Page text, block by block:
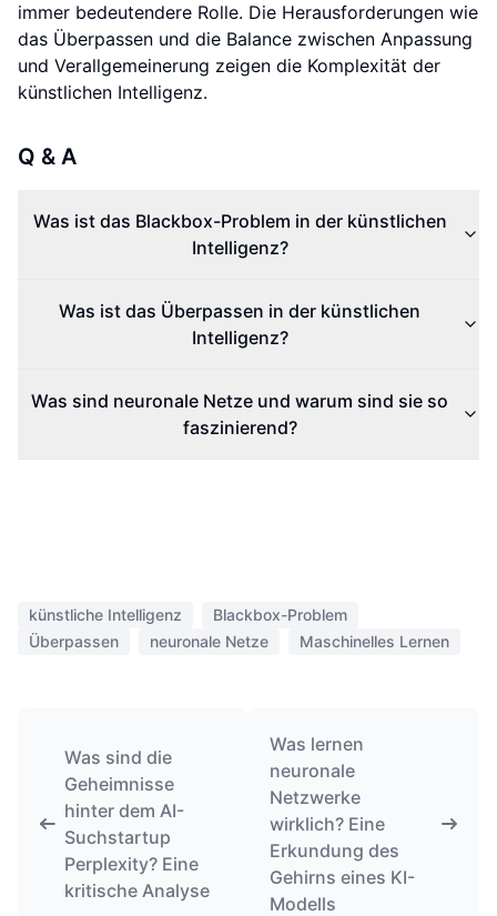
immer bedeutendere Rolle. Die Herausforderungen wie
das Überpassen und die Balance zwischen Anpassung
und Verallgemeinerung zeigen die Komplexität der
künstlichen Intelligenz.
Q & A
Was ist das Blackbox-Problem in der künstlichen
Intelligenz?
Was ist das Überpassen in der künstlichen
Intelligenz?
Was sind neuronale Netze und warum sind sie so
faszinierend?
künstliche Intelligenz
Blackbox-Problem
Überpassen
neuronale Netze Maschinelles Lernen
Was sind die
Geheimnisse
hinter dem AI-
Suchstartup
Perplexity? Eine
kritische Analyse
Was lernen
neuronale
Netzwerke
wirklich? Eine
Erkundung des
Gehirns eines KI-
Modells